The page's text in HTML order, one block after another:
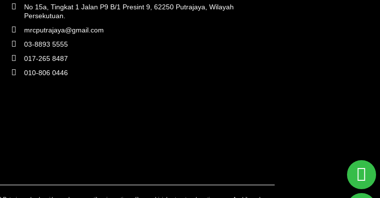
No 15a, Tingkat 1 Jalan P9 B/1 Presint 9, 62250 Putrajaya, Wilayah
Persekutuan.
mrcputrajaya@gmail.com
03-8893 5555
017-265 8487
010-806 0446